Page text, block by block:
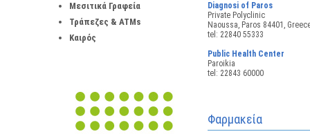
Μεσιτικά Γραφεία
Τράπεζες & ATMs
Καιρός
Diagnosi of Paros
Private Polyclinic
Naoussa, Paros 84401,
tel: 22840 55333
Public Health Center
Paroikia
tel: 22843 60000
Φαρμακεία